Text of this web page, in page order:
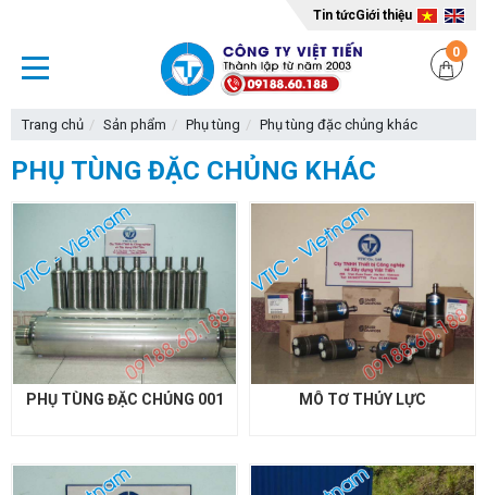
Tin tứcGiới thiệu
0
Trang chủ Sản phẩm Phụ tùng Phụ tùng đặc chủng khác
PHỤ TÙNG ĐẶC CHỦNG KHÁC
PHỤ TÙNG ĐẶC CHỦNG 001 MÔ TƠ THỦY LỰC